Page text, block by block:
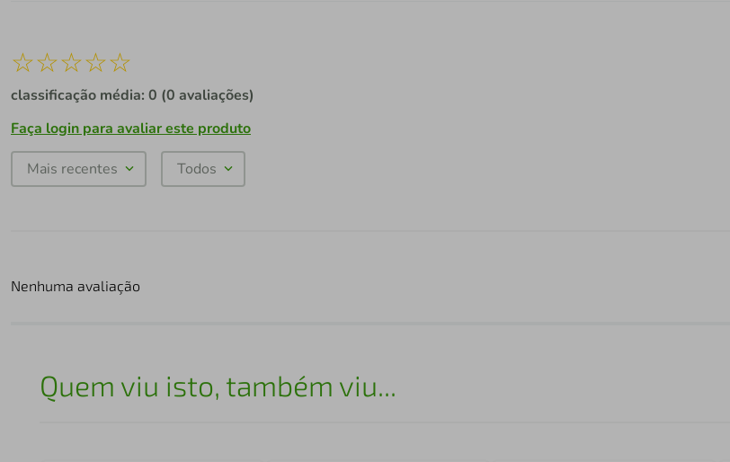
☆☆☆☆☆
classificação média: 0 (0 avaliações)
Faça login para avaliar este produto
Mais recentes Todos
Nenhuma avaliação
Quem viu isto, também viu...